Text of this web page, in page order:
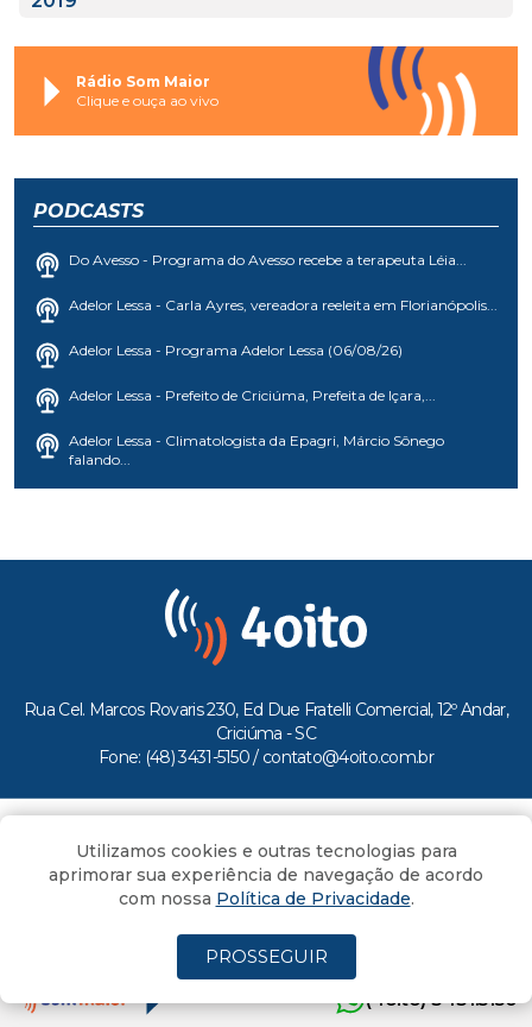
Rádio Som Maior
Clique e ouça ao vivo
PODCASTS
Do Avesso - Programa do Avesso recebe a terapeuta Léia...
Adelor Lessa - Carla Ayres, vereadora reeleita em Florianópolis...
Adelor Lessa - Programa Adelor Lessa (06/08/26)
Adelor Lessa - Prefeito de Criciúma, Prefeita de Içara,...
Adelor Lessa - Climatologista da Epagri, Márcio Sônego
falando...
Rua Cel. Marcos Rovaris 230, Ed Due Fratelli Comercial, 12º Andar,
Criciúma - SC
Fone: (48) 3431-5150 / contato@4oito.com.br
Todos os direitos reservados ao Portal 4oito
(4oito) 3431.5150
Utilizamos cookies e outras tecnologias para
aprimorar sua experiência de navegação de acordo
com nossa Política de Privacidade.
PROSSEGUIR